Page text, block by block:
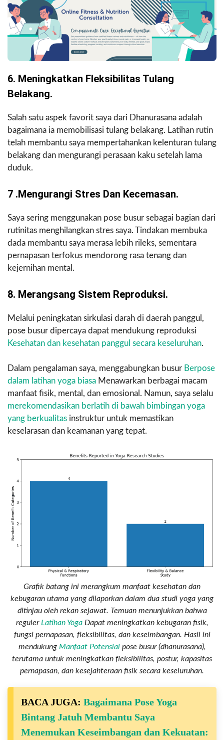
6. Meningkatkan Fleksibilitas Tulang
Belakang.
Salah satu aspek favorit saya dari Dhanurasana adalah
bagaimana ia memobilisasi tulang belakang. Latihan rutin
telah membantu saya mempertahankan kelenturan tulang
belakang dan mengurangi perasaan kaku setelah lama
duduk.
7 .Mengurangi Stres Dan Kecemasan.
Saya sering menggunakan pose busur sebagai bagian dari
rutinitas menghilangkan stres saya. Tindakan membuka
dada membantu saya merasa lebih rileks, sementara
pernapasan terfokus mendorong rasa tenang dan
kejernihan mental.
8. Merangsang Sistem Reproduksi.
Melalui peningkatan sirkulasi darah di daerah panggul,
pose busur dipercaya dapat mendukung reproduksi
Kesehatan dan kesehatan panggul secara keseluruhan.
Dalam pengalaman saya, menggabungkan busur Berpose
dalam latihan yoga biasa Menawarkan berbagai macam
manfaat fisik, mental, dan emosional. Namun, saya selalu
merekomendasikan berlatih di bawah bimbingan yoga
yang berkualitas instruktur untuk memastikan
keselarasan dan keamanan yang tepat.
Grafik batang ini merangkum manfaat kesehatan dan
kebugaran utama yang dilaporkan dalam dua studi yoga yang
ditinjau oleh rekan sejawat. Temuan menunjukkan bahwa
regulerLatihan YogaDapat meningkatkan kebugaran fisik,
fungsi pernapasan, fleksibilitas, dan keseimbangan. Hasil ini
mendukung Manfaat Potensialpose busur (dhanurasana),
terutama untuk meningkatkan fleksibilitas, postur, kapasitas
pernapasan, dan kesejahteraan fisik secara keseluruhan.
BACA JUGA: Bagaimana Pose Yoga
Bintang Jatuh Membantu Saya
Menemukan Keseimbangan dan Kekuatan: